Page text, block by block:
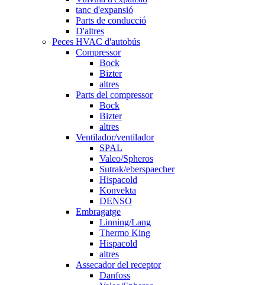
tanc d'expansió
Parts de conducció
D'altres
Peces HVAC d'autobús
Compressor
Bock
Bizter
altres
Parts del compressor
Bock
Bizter
altres
Ventilador/ventilador
SPAL
Valeo/Spheros
Sutrak/eberspaecher
Hispacold
Konvekta
DENSO
Embragatge
Linning/Lang
Thermo King
Hispacold
altres
Assecador del receptor
Danfoss